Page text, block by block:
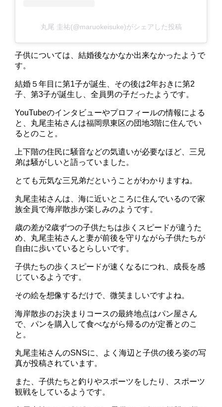
丸尾 圭祐(@maruokeisuke)がシェアした投稿
子供については、結婚後なかなか出来なかったようで
す。
結婚５年目に第1子が誕生、その後は2年おきに第2
子、第3子が誕生し、全員男の子だったようです。
YouTubeのインタビューやプロフィールの情報による
と、丸尾圭祐さんは福岡県東区の団地3階に住んでい
るとのこと。
上下階の住民に騒音などの気遣いが必要なほど、三兄
弟は騒がしいと語っていました。
とても元気な三兄弟だということがわかりますね。
丸尾圭祐さんは、海に近いところに住んでいるので家
族全員で海岸散歩が楽しみのようです。
歳の差が2歳ずつの子供たちは歩くスピードが違うた
め、丸尾圭祐さんと妻が前後を守りながら子供たちが
自由に歩いているとらしいです。
子供たちの歩くスピードが速くなるにつれ、成長を感
じているようです。
その絵を想像するだけで、微笑ましいですよね。
海岸散歩のお決まりコースの最終地点はパン屋さん
で、パンを購入して食べながら帰るのが定番とのこ
と。
丸尾圭祐さんのSNSに、よく海辺と子供の後ろ姿の写
真が投稿されています。
また、子供たちと釣りやスポーツをしたり、スポーツ
観戦をしているようです。